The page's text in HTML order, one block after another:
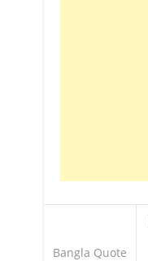
Bangla Quote